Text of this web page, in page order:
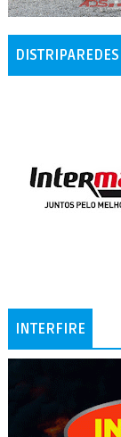
DISTRIPAREDES
INTERFIRE